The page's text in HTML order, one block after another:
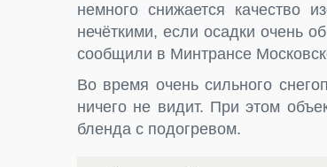
немного снижается качество
нечёткими, если осадки очень
сообщили в Минтрансе
Во время очень сильного
ничего не видит. При этом
бленда с подогревом.